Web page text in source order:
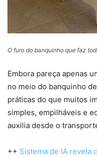
O furo do banquinho que faz
Embora pareça apenas
no meio do banquinho
práticas do que muitos
simples, empilháveis e
auxilia desde o
++ Sistema de IA revela